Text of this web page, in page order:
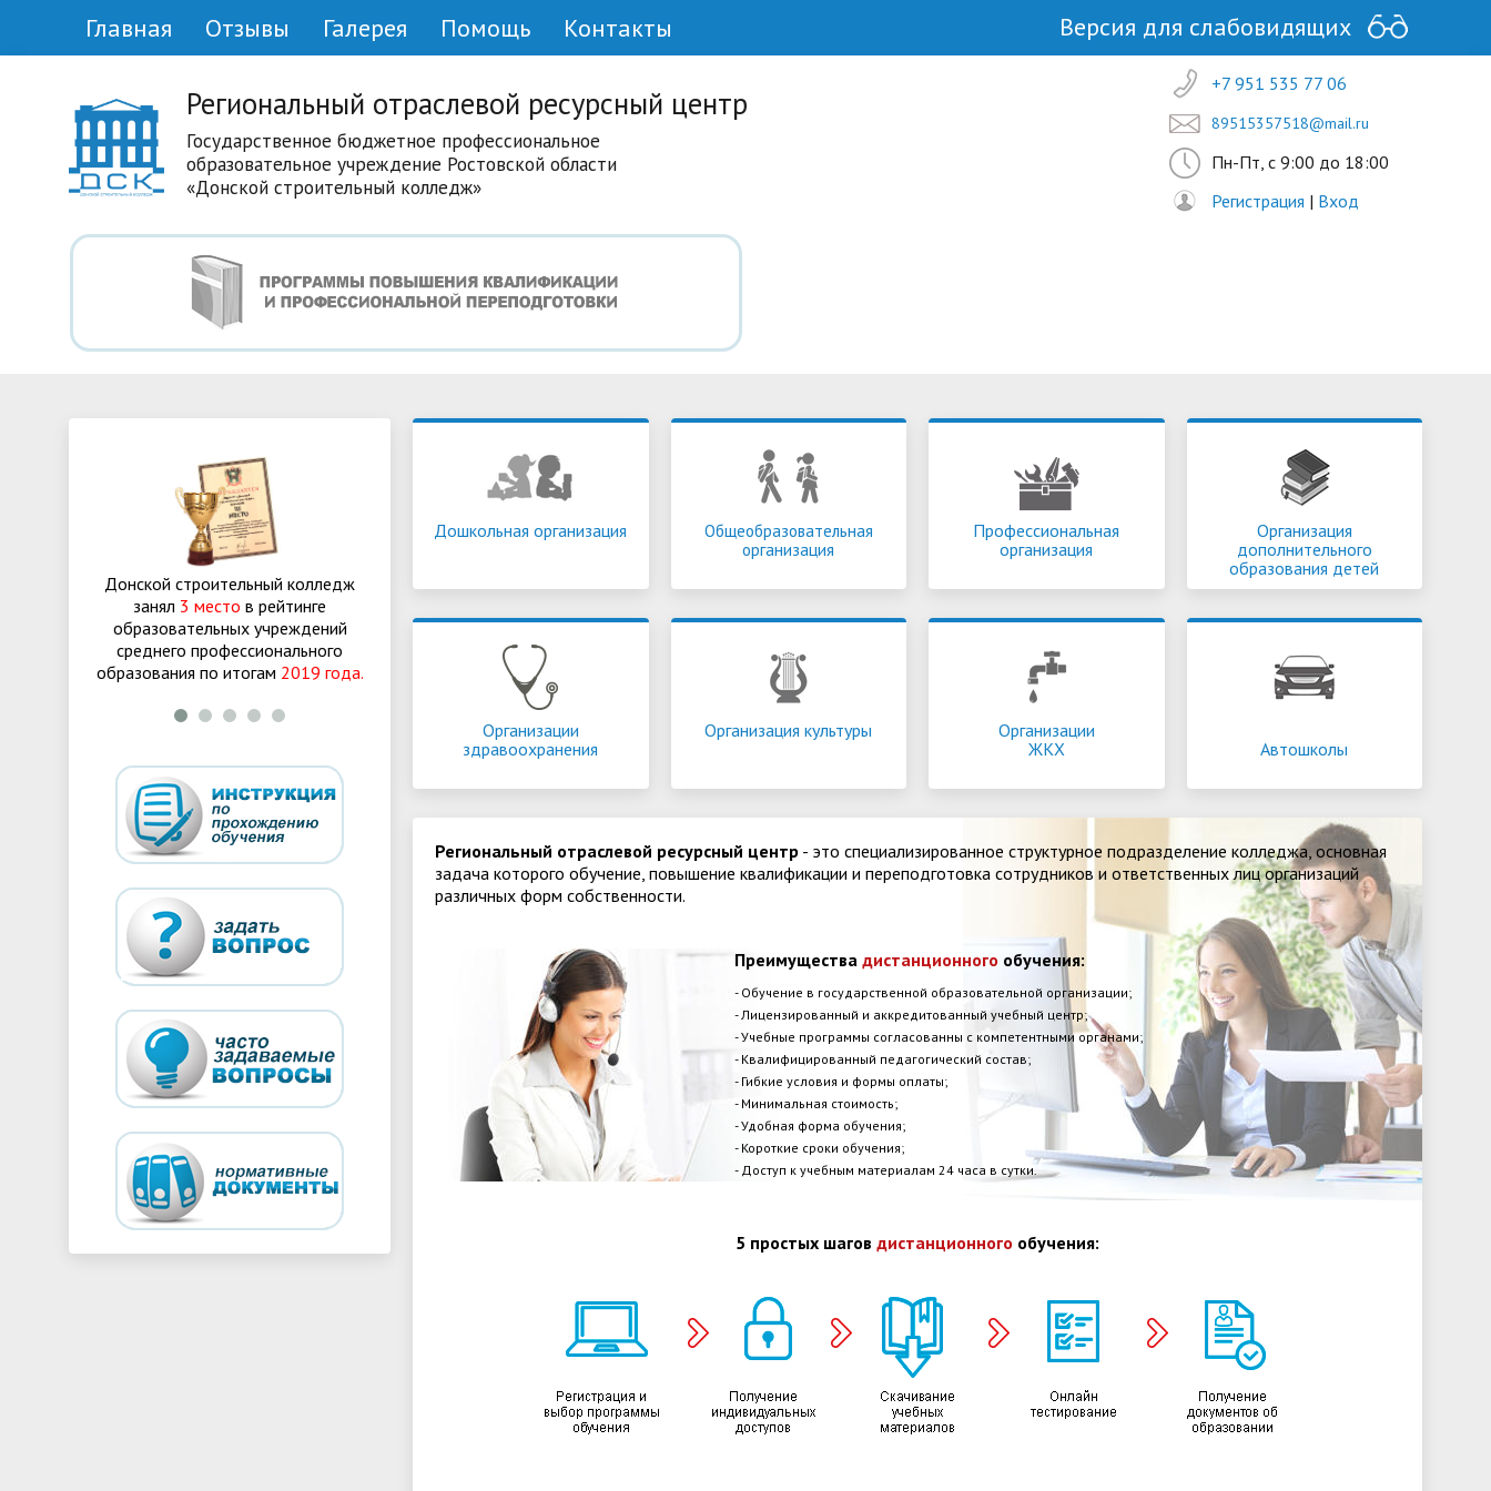
Главная Отзывы Галерея Помощь Контакты Версия для слабовидящих
Региональный отраслевой ресурсный центр
Государственное бюджетное профессиональное
образовательное учреждение Ростовской области
«Донской строительный колледж»
+7 951 535 77 06
89515357518@mail.ru
Пн-Пт, с 9:00 до 18:00
Регистрация | Вход
Донской строительный колледж
занял 3 место в рейтинге
образовательных учреждений
среднего профессионального
образования по итогам 2019 года.
Донской строительный колледж
образовательных учреждений
среднего профессионального
образования по итогам
Донской строительный колледж
образовательных учреждений
среднего профессионального
образования по итогам
Донской строительный колледж
образовательных учреждений
среднего профессионального
образования по итогам
Донской строительный колледж
образовательных учреждений
среднего профессионального
образования по итогам
Дошкольная организация
Общеобразовательная
организация
Профессиональная
организация
Организация
дополнительного
образования детей
Организации
здравоохранения
Организация культуры
Организации
ЖКХ
Автошколы
Региональный отраслевой ресурсный центр - это специализированное структурное подразделение колледжа, основная
задача которого обучение, повышение квалификации и переподготовка сотрудников и ответственных лиц организаций
различных форм собственности.
Преимущества дистанционного обучения:
- Обучение в государственной образовательной организации;
- Лицензированный и аккредитованный учебный центр;
- Учебные программы согласованны с компетентными органами;
- Квалифицированный педагогический состав;
- Гибкие условия и формы оплаты;
- Минимальная стоимость;
- Удобная форма обучения;
- Короткие сроки обучения;
- Доступ к учебным материалам 24 часа в сутки.
5 простых шагов дистанционного обучения: